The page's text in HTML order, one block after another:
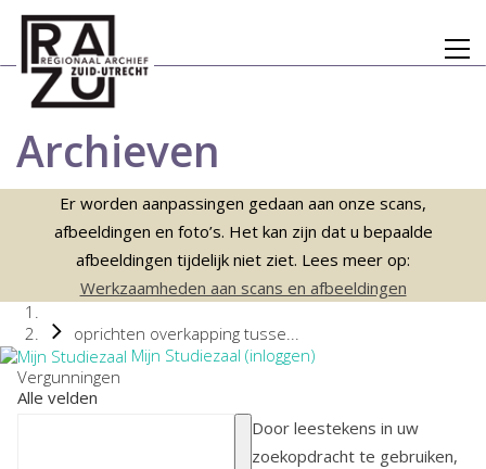
Archieven
Er worden aanpassingen gedaan aan onze scans,
afbeeldingen en foto’s. Het kan zijn dat u bepaalde
afbeeldingen tijdelijk niet ziet. Lees meer op:
Werkzaamheden aan scans en afbeeldingen
oprichten overkapping tusse...
Mijn Studiezaal (inloggen)
Vergunningen
Alle velden
Door leestekens in uw
zoekopdracht te gebruiken,